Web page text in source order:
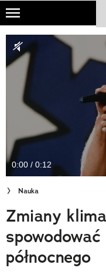
Skip
main
content
NATIONAL
TRAVELER
PODCASTY
Newsletter
Cuda Polski
Wielki Konkurs
Trendbook Podróżniczy
Polecane
0:00 / 0:12
Nauka
Zmiany
północnego